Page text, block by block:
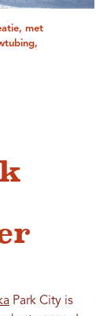
met
Park City is